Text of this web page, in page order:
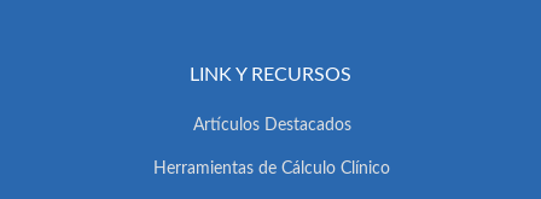
LINK Y RECURSOS
Artículos Destacados
Herramientas de Cálculo Clínico